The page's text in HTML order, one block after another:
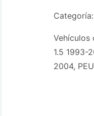
Vehículos
1.5 1993-
2004,